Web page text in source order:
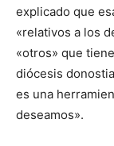
explicado que
«relativos a los
«otros» que
diócesis
es una
deseamos».